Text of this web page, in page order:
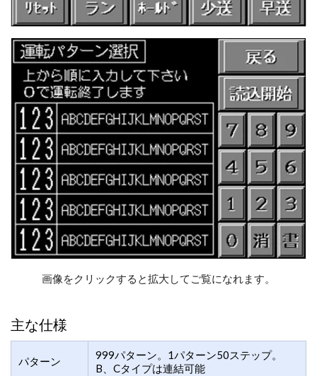
画像をクリックすると拡大してご覧になれます。
主な仕様
パターン
999パターン。1パターン50ステップ。
B、Cタイプは連結可能